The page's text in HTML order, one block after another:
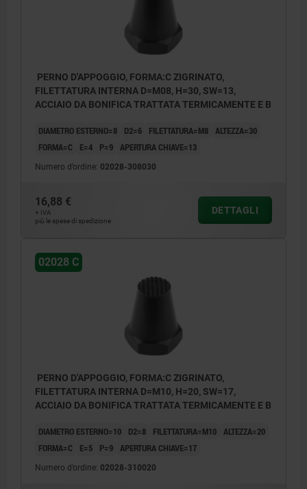
PERNO D'APPOGGIO, FORMA:C ZIGRINATO,
FILETTATURA INTERNA D=M08, H=30, SW=13,
ACCIAIO DA BONIFICA TRATTATA TERMICAMENTE E B
DIAMETRO ESTERNO=8 D2=6 FILETTATURA=M8 ALTEZZA=30
FORMA=C
E=4 P=9 APERTURA CHIAVE=13
Numero d’ordine: 02028-308030
16,88 €
+ IVA
più le spese di spedizione
DETTAGLI
02028 C
PERNO D'APPOGGIO, FORMA:C ZIGRINATO,
FILETTATURA INTERNA D=M10, H=20, SW=17,
ACCIAIO DA BONIFICA TRATTATA TERMICAMENTE E B
DIAMETRO ESTERNO=10 D2=8 FILETTATURA=M10
ALTEZZA=20
FORMA=C
E=5 P=9 APERTURA CHIAVE=17
Numero d’ordine: 02028-310020